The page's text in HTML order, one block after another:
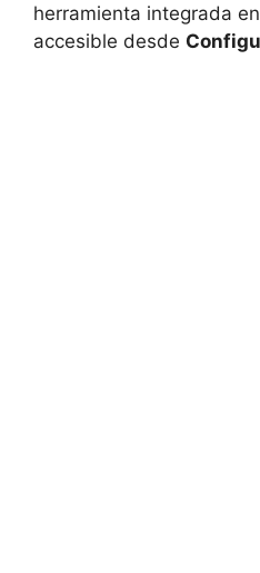
herramienta integrada
accesible desde